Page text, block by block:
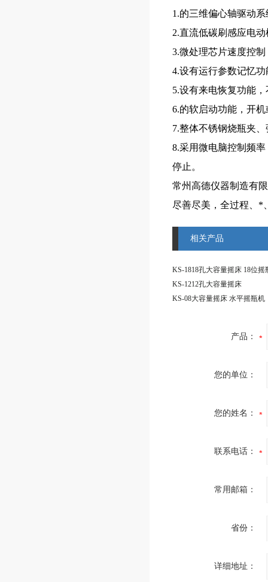
1.的三维偏心轴驱动
2.直流低碳刷感应电
3.微处理芯片速度控
4.设有运行参数记忆
5.设有来电恢复功能
6.的软启动功能，开
7.整体不锈钢烧瓶夹
8.采用微电脑控制频
停止。
常州高德仪器制造有
尽善尽美，全过程、*
相关产品
KS-1818孔大容量摇床 18位摇
KS-1212孔大容量摇床
KS-08大容量摇床 水平摇瓶机
产品：
您的单位：
您的姓名：
联系电话：
常用邮箱：
省份：
详细地址：